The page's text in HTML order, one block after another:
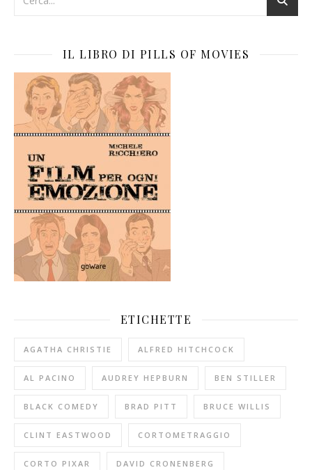
IL LIBRO DI PILLS OF MOVIES
ETICHETTE
AGATHA CHRISTIE ALFRED HITCHCOCK
AL PACINO AUDREY HEPBURN BEN STILLER
BLACK COMEDY BRAD PITT BRUCE WILLIS
CLINT EASTWOOD CORTOMETRAGGIO
CORTO PIXAR DAVID CRONENBERG